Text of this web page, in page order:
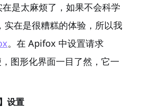
是太麻烦了，如果不会科学
实在是很糟糕的体验，所以我
。在 Apifox 中设置请求
图形化界面一目了然，它一
设置